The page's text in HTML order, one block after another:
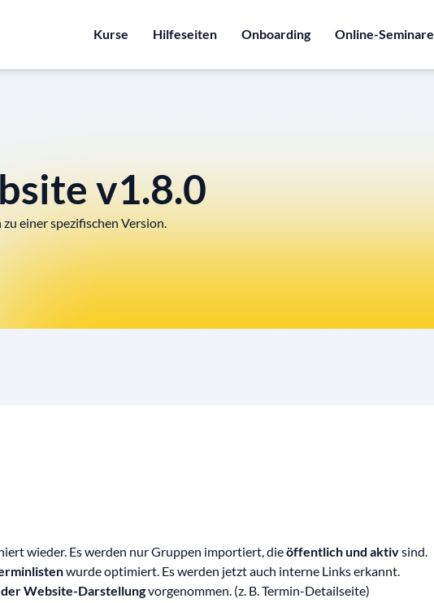
Kurse Hilfeseiten Onboarding Online-Seminare
v1.8.0
einer spezifischen Version.
wieder. Es werden nur Gruppen importiert, dieöffentlich und aktivsind.
wurde optimiert. Es werden jetzt auch interne Links erkannt.
Website-Darstellungvorgenommen. (z. B. Termin-Detailseite)